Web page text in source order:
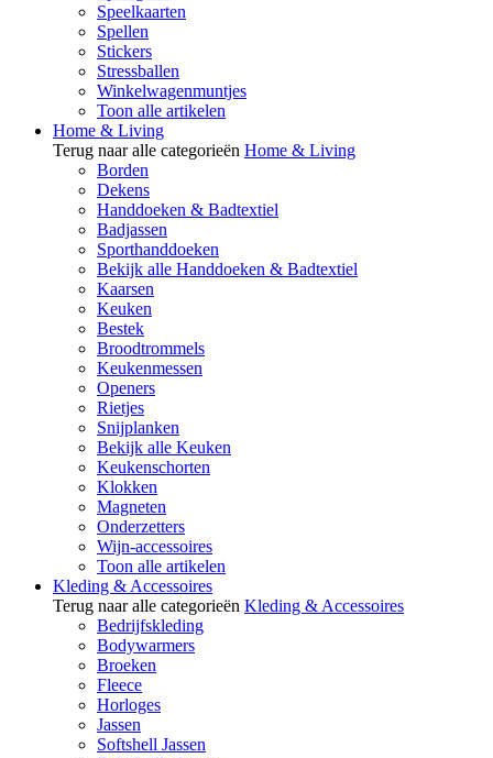
Speelkaarten
Spellen
Stickers
Stressballen
Winkelwagenmuntjes
Toon alle artikelen
Home & Living
Terug naar alle categorieën Home & Living
Borden
Dekens
Handdoeken & Badtextiel
Badjassen
Sporthanddoeken
Bekijk alle Handdoeken & Badtextiel
Kaarsen
Keuken
Bestek
Broodtrommels
Keukenmessen
Openers
Rietjes
Snijplanken
Bekijk alle Keuken
Keukenschorten
Klokken
Magneten
Onderzetters
Wijn-accessoires
Toon alle artikelen
Kleding & Accessoires
Terug naar alle categorieën Kleding & Accessoires
Bedrijfskleding
Bodywarmers
Broeken
Fleece
Horloges
Jassen
Softshell Jassen